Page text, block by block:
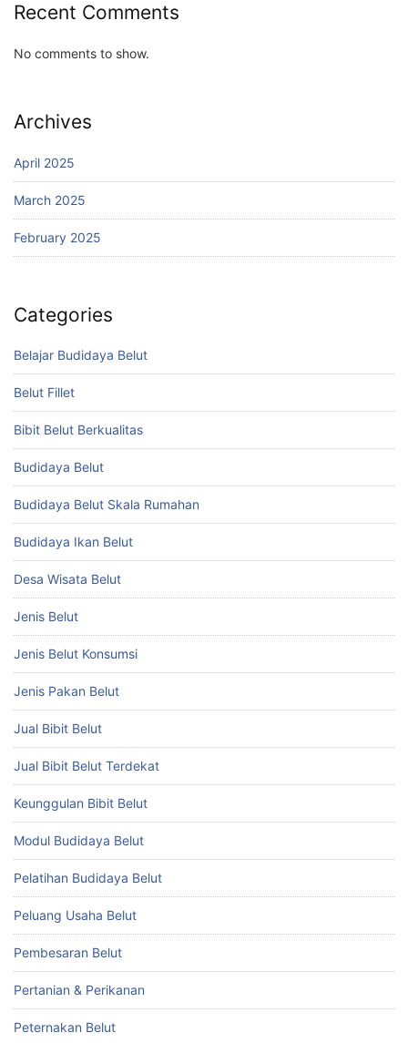
Recent Comments
No comments to show.
Archives
April 2025
March 2025
February 2025
Categories
Belajar Budidaya Belut
Belut Fillet
Bibit Belut Berkualitas
Budidaya Belut
Budidaya Belut Skala Rumahan
Budidaya Ikan Belut
Desa Wisata Belut
Jenis Belut
Jenis Belut Konsumsi
Jenis Pakan Belut
Jual Bibit Belut
Jual Bibit Belut Terdekat
Keunggulan Bibit Belut
Modul Budidaya Belut
Pelatihan Budidaya Belut
Peluang Usaha Belut
Pembesaran Belut
Pertanian & Perikanan
Peternakan Belut